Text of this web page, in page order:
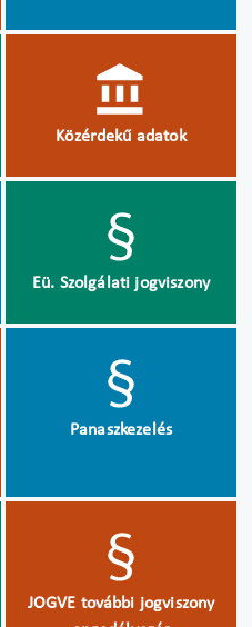
Közérdekű adatok
Eü. Szolgálati jogviszony
Panaszkezelés
JOGVE további jogviszony